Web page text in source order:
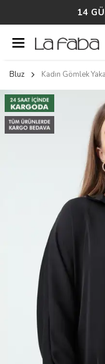
14
Bluz Kadın Gömlek